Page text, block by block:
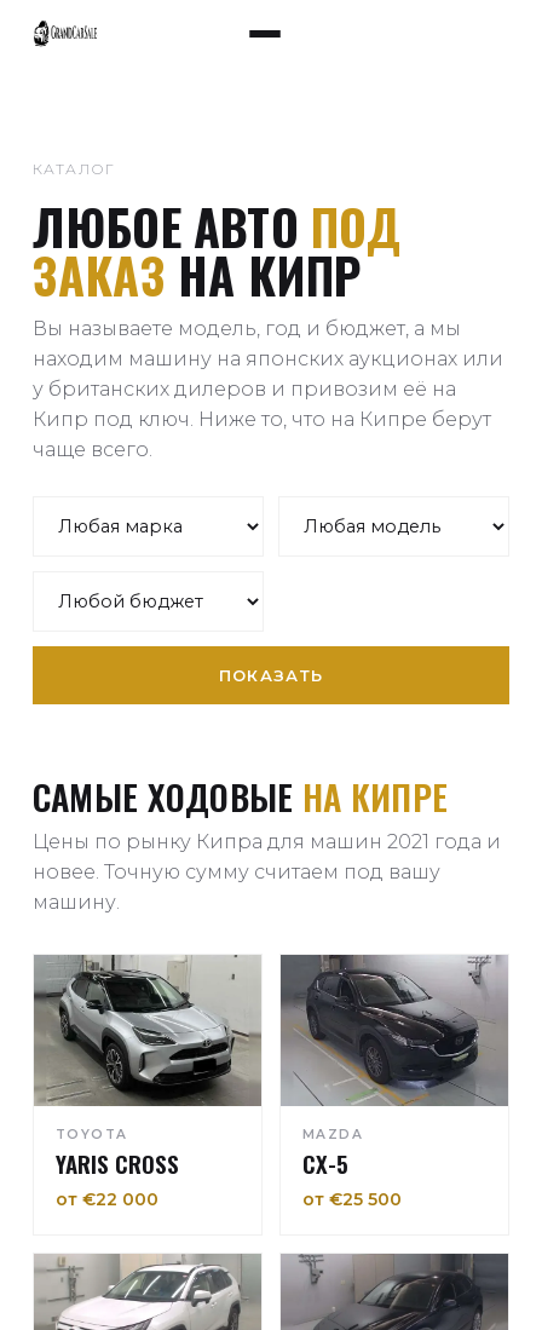
КАТАЛОГ
ЛЮБОЕ АВТО ПОД
ЗАКАЗ НА КИПР
Вы называете модель, год и бюджет, а мы
находим машину на японских аукционах или
у британских дилеров и привозим её на
Кипр под ключ. Ниже то, что на Кипре берут
чаще всего.
ПОКАЗАТЬ
САМЫЕ ХОДОВЫЕ НА КИПРЕ
Цены по рынку Кипра для машин 2021 года и
новее. Точную сумму считаем под вашу
машину.
TOYOTA
YARIS CROSS
от €22 000
MAZDA
CX-5
от €25 500